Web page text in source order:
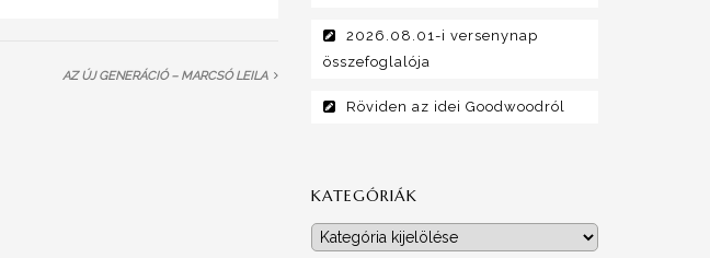
AZ ÚJ GENERÁCIÓ – MARCSÓ LEILA
2026.08.01-i versenynap
összefoglalója
Röviden az idei Goodwoodról
KATEGÓRIÁK
Kategóriák